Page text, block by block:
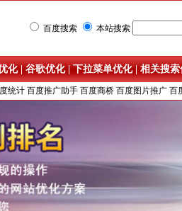
百度搜索 本站搜索
化| 谷歌优化| 下拉菜单优化| 相关搜索
统计 百度推广助手 百度商桥 百度图片推广 百